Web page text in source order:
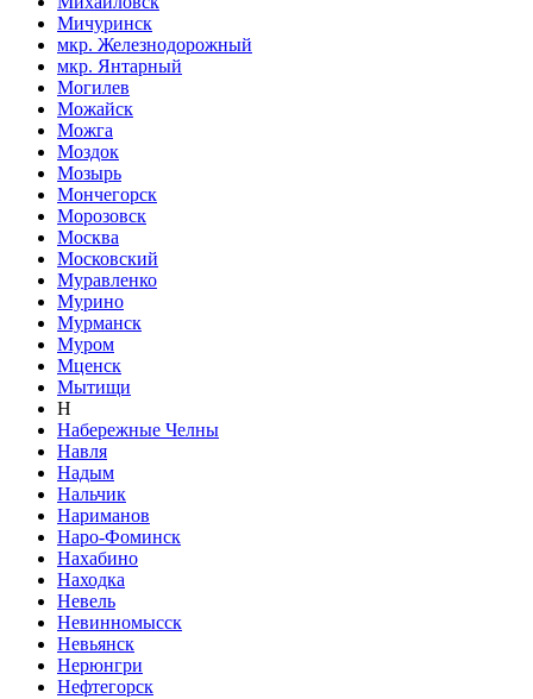
Мичуринск
мкр. Железнодорожный
мкр. Янтарный
Могилев
Можайск
Можга
Моздок
Мозырь
Мончегорск
Морозовск
Москва
Московский
Муравленко
Мурино
Мурманск
Муром
Мценск
Мытищи
Н
Набережные Челны
Навля
Надым
Нальчик
Нариманов
Наро-Фоминск
Нахабино
Находка
Невель
Невинномысск
Невьянск
Нерюнгри
Нефтегорск